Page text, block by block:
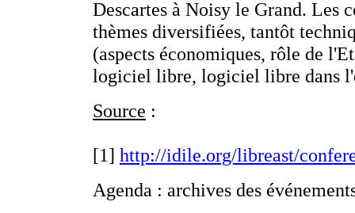
Descartes à Noisy le Grand. Les
thèmes diversifiées, tantôt
(aspects économiques, rôle de
logiciel libre, logiciel libre dans
Source :
[1] http://idile.org/libreast/
Agenda : archives des